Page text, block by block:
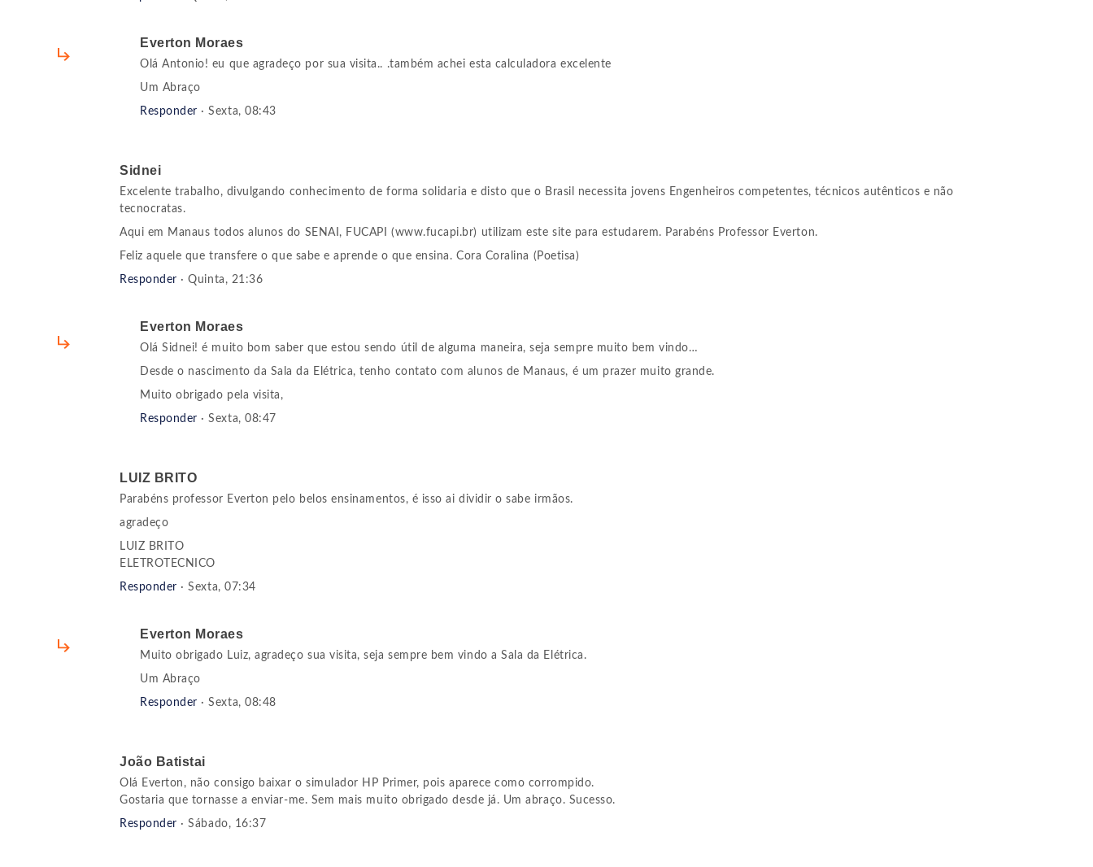
Everton Moraes
Olá Antonio! eu que agradeço por sua visita.. .também achei esta calculadora excelente
Um Abraço
Responder · Sexta, 08:43
Sidnei
Excelente trabalho, divulgando conhecimento de forma solidaria e disto que o Brasil necessita jovens Engenheiros competentes, técnicos autênticos e não
tecnocratas.
Aqui em Manaus todos alunos do SENAI, FUCAPI (www.fucapi.br) utilizam este site para estudarem. Parabéns Professor Everton.
Feliz aquele que transfere o que sabe e aprende o que ensina. Cora Coralina (Poetisa)
Responder · Quinta, 21:36
Everton Moraes
Olá Sidnei! é muito bom saber que estou sendo útil de alguma maneira, seja sempre muito bem vindo…
Desde o nascimento da Sala da Elétrica, tenho contato com alunos de Manaus, é um prazer muito grande.
Muito obrigado pela visita,
Responder · Sexta, 08:47
LUIZ BRITO
Parabéns professor Everton pelo belos ensinamentos, é isso ai dividir o sabe irmãos.
agradeço
LUIZ BRITO
ELETROTECNICO
Responder · Sexta, 07:34
Everton Moraes
Muito obrigado Luiz, agradeço sua visita, seja sempre bem vindo a Sala da Elétrica.
Um Abraço
Responder · Sexta, 08:48
João Batistai
Olá Everton, não consigo baixar o simulador HP Primer, pois aparece como corrompido.
Gostaria que tornasse a enviar-me. Sem mais muito obrigado desde já. Um abraço. Sucesso.
Responder · Sábado, 16:37